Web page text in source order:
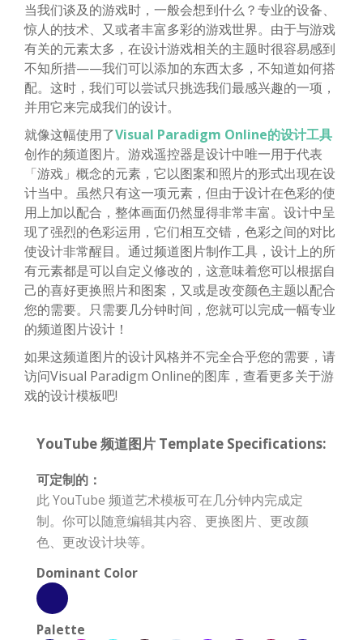
当我们谈及的游戏时，一般会想到什么？专业的设备、
惊人的技术、又或者丰富多彩的游戏世界。由于与游戏
有关的元素太多，在设计游戏相关的主题时很容易感到
不知所措——我们可以添加的东西太多，不知道如何搭
配。这时，我们可以尝试只挑选我们最感兴趣的一项，
并用它来完成我们的设计。
就像这幅使用了Visual Paradigm Online的设计工具
创作的频道图片。游戏遥控器是设计中唯一用于代表
「游戏」概念的元素，它以图案和照片的形式出现在设
计当中。虽然只有这一项元素，但由于设计在色彩的使
用上加以配合，整体画面仍然显得非常丰富。设计中呈
现了强烈的色彩运用，它们相互交错，色彩之间的对比
使设计非常醒目。通过频道图片制作工具，设计上的所
有元素都是可以自定义修改的，这意味着您可以根据自
己的喜好更换照片和图案，又或是改变颜色主题以配合
您的需要。只需要几分钟时间，您就可以完成一幅专业
的频道图片设计！
如果这频道图片的设计风格并不完全合乎您的需要，请
访问Visual Paradigm Online的图库，查看更多关于游
戏的设计模板吧!
YouTube 频道图片 Template Specifications:
可定制的：
此 YouTube 频道艺术模板可在几分钟内完成定
制。你可以随意编辑其内容、更换图片、更改颜
色、更改设计块等。
Dominant Color
Palette